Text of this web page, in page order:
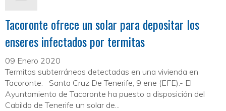
Tacoronte ofrece un solar para depositar los
enseres infectados por termitas
09 Enero 2020
Termitas subterráneas detectadas en una vivienda en
Tacoronte. Santa Cruz De Tenerife, 9 ene (EFE).- El
Ayuntamiento de Tacoronte ha puesto a disposición del
Cabildo de Tenerife un solar de...